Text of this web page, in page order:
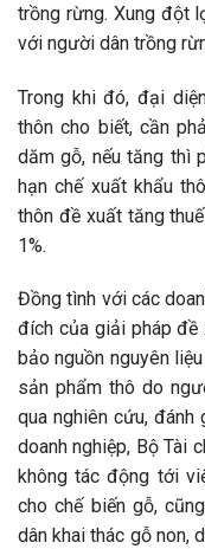
trồng rừng. Xung đột
với người dân trồng
Trong khi đó, đại
thôn cho biết, cần
dăm gỗ, nếu tăng thì
hạn chế xuất khẩu
thôn đề xuất tăng
1%.
Đồng tình với các
đích của giải pháp
bảo nguồn nguyên
sản phẩm thô do
qua nghiên cứu,
doanh nghiệp, Bộ Tài
không tác động tới
cho chế biến gỗ,
dân khai thác gỗ non,